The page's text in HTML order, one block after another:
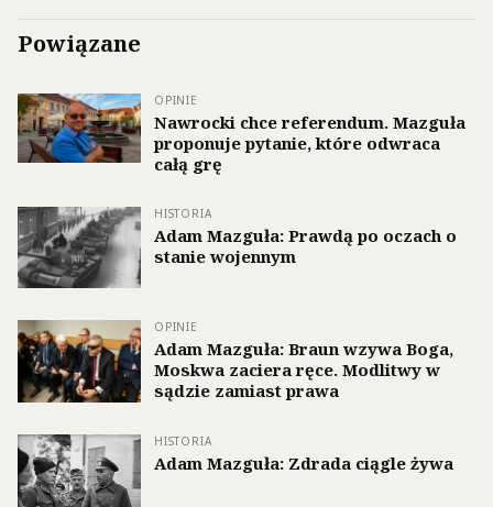
Powiązane
OPINIE
Nawrocki chce referendum. Mazguła
proponuje pytanie, które odwraca
całą grę
HISTORIA
Adam Mazguła: Prawdą po oczach o
stanie wojennym
OPINIE
Adam Mazguła: Braun wzywa Boga,
Moskwa zaciera ręce. Modlitwy w
sądzie zamiast prawa
HISTORIA
Adam Mazguła: Zdrada ciągle żywa